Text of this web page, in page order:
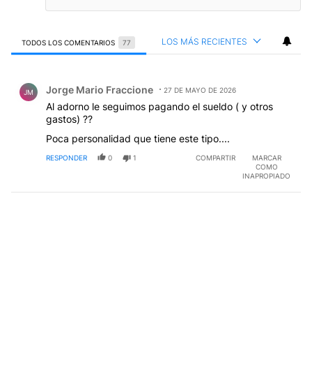
TODOS LOS COMENTARIOS 77 LOS MÁS RECIENTES
JM Jorge Mario Fraccione 27 DE MAYO DE 2026
Al adorno le seguimos pagando el sueldo ( y otros
gastos) ??
Poca personalidad que tiene este tipo....
RESPONDER 0 1 COMPARTIR
MARCAR
COMO
INAPROPIADO